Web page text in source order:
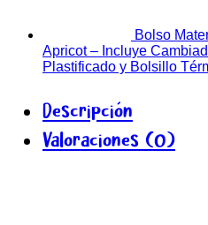
Bolso
Apricot – Incluye
Plastificado y Bolsillo
Descripción
Valoraciones (0)